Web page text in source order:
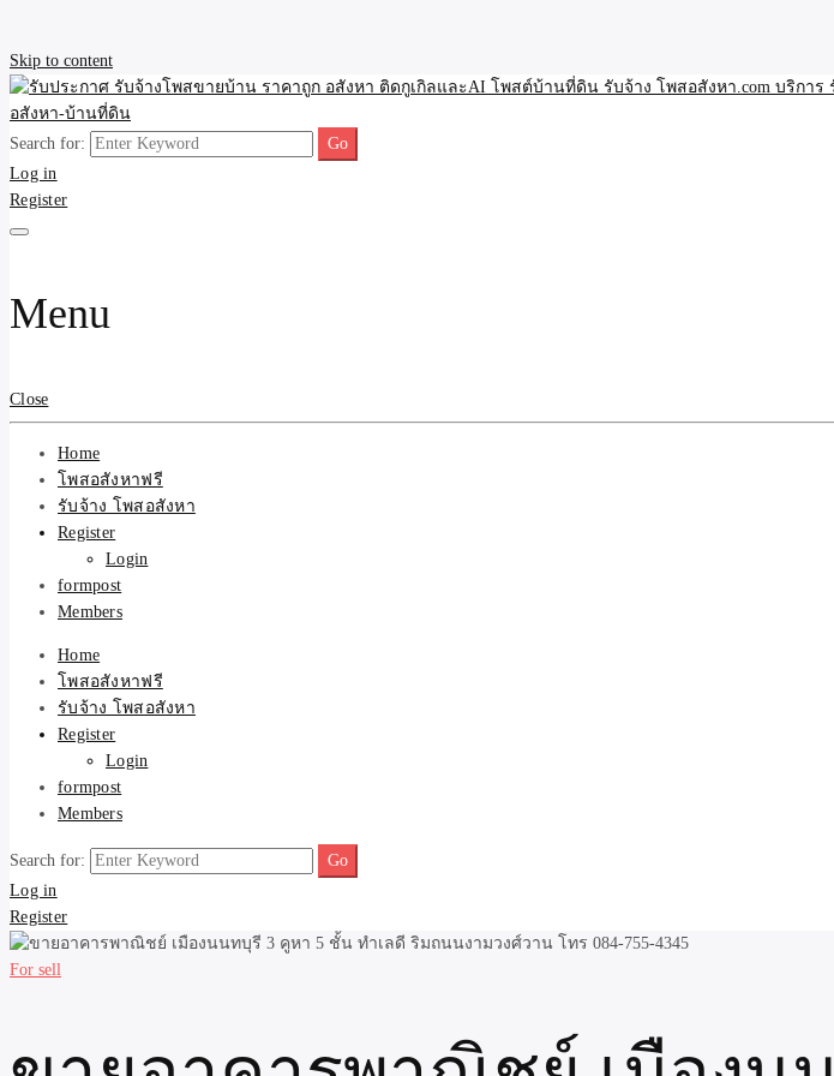
Skip to content
รับประกาศ รับจ้างโพสขายบ้าน ราคาถูก
รับจ้าง โพสอสังหา.com บริการ รับโพส ป
รับจ้างโพสขายบ้าน ราคาถูก ประกาศ ขายอสังหา โฆษณา ไม่มีค่านายหน้า โพสอสังหา รับจ้างโพสขายบ้านบริกา
Search for:
Log in
Register
Menu
Close
Home
โพสอสังหาฟรี
รับจ้าง โพสอสังหา
Register
Login
formpost
Members
Home
โพสอสังหาฟรี
Register
formpost
Search for:
Log in
Register